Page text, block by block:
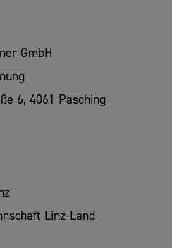
GmbH
6, 4061 Pasching
Linz-Land